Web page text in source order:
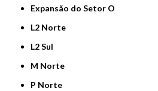
Expansão do Setor O
L2 Norte
L2 Sul
M Norte
P Norte